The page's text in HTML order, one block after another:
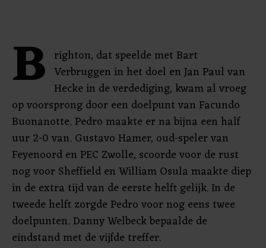
B righton, dat speelde met Bart
Verbruggen in het doel en Jan Paul van
Hecke in de verdediging, kwam al vroeg
op voorsprong door een doelpunt van Facundo
Buonanotte. Pedro maakte er na bijna een half
uur 2-0 van. Gustavo Hamer, oud-speler van
Feyenoord en PEC Zwolle, scoorde voor de rust
nog voor Sheffield en William Osula maakte diep
in de extra tijd van de eerste helft gelijk. In de
tweede helft zorgde Pedro voor nog eens twee
doelpunten. Danny Welbeck bepaalde de
eindstand met de vijfde treffer.